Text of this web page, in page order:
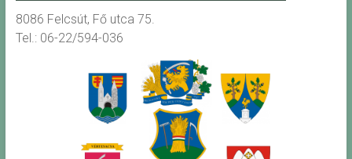
8086 Felcsút, Fő utca 75.
Tel.: 06-22/594-036